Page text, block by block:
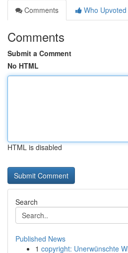
Comments
Who Upvoted
Comments
Submit a Comment
No HTML
HTML is disabled
Search
Published News
1 copyright: Unerwünschte